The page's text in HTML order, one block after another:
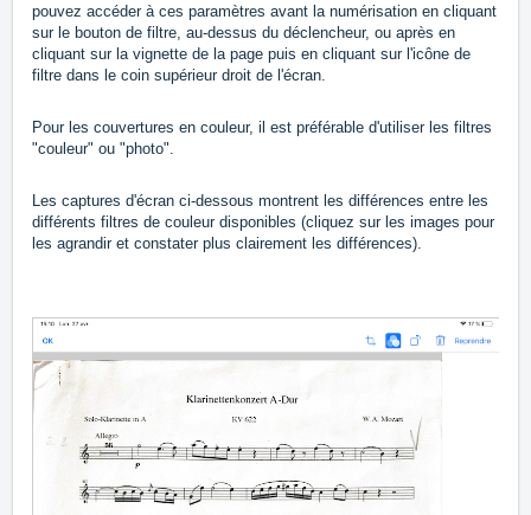
pouvez accéder à ces paramètres avant la numérisation en cliquant
sur le bouton de filtre, au-dessus du déclencheur, ou après en
cliquant sur la vignette de la page puis en cliquant sur l'icône de
filtre dans le coin supérieur droit de l'écran.
Pour les couvertures en couleur, il est préférable d'utiliser les filtres
"couleur" ou "photo".
Les captures d'écran ci-dessous montrent les différences entre les
différents filtres de couleur disponibles (cliquez sur les images pour
les agrandir et constater plus clairement les différences).